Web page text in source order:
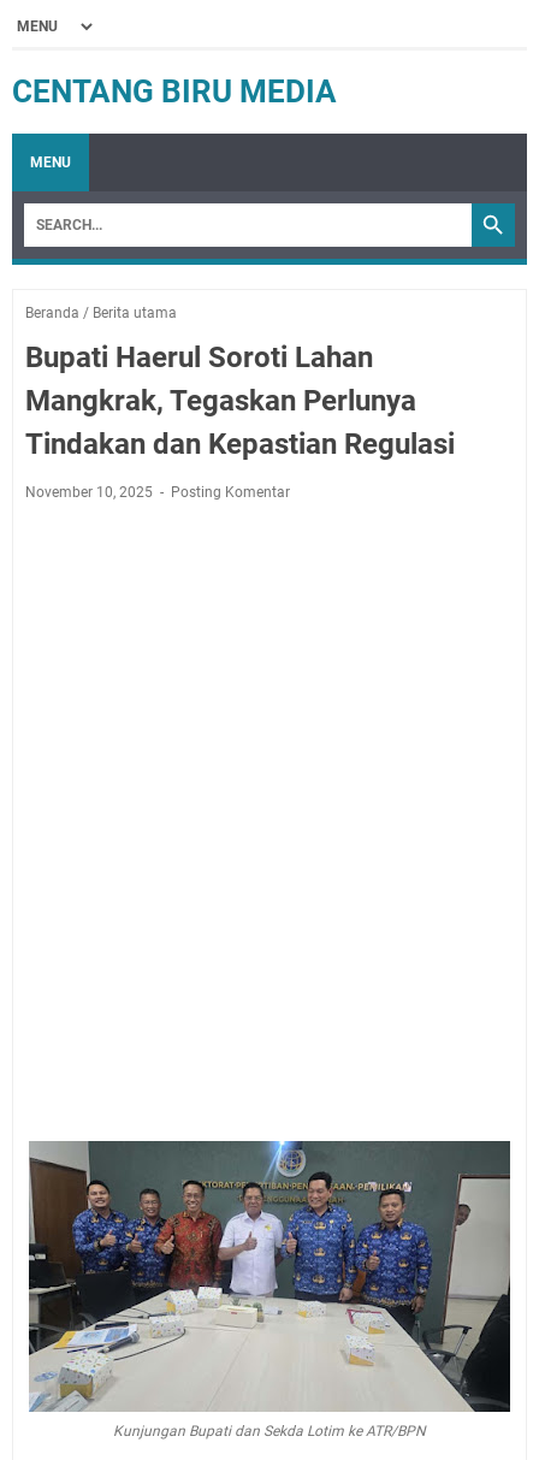
CENTANG BIRU MEDIA
MENU
Beranda / Berita utama
Bupati Haerul Soroti Lahan
Mangkrak, Tegaskan Perlunya
Tindakan dan Kepastian Regulasi
November 10, 2025 Posting Komentar
Kunjungan Bupati dan Sekda Lotim ke ATR/BPN